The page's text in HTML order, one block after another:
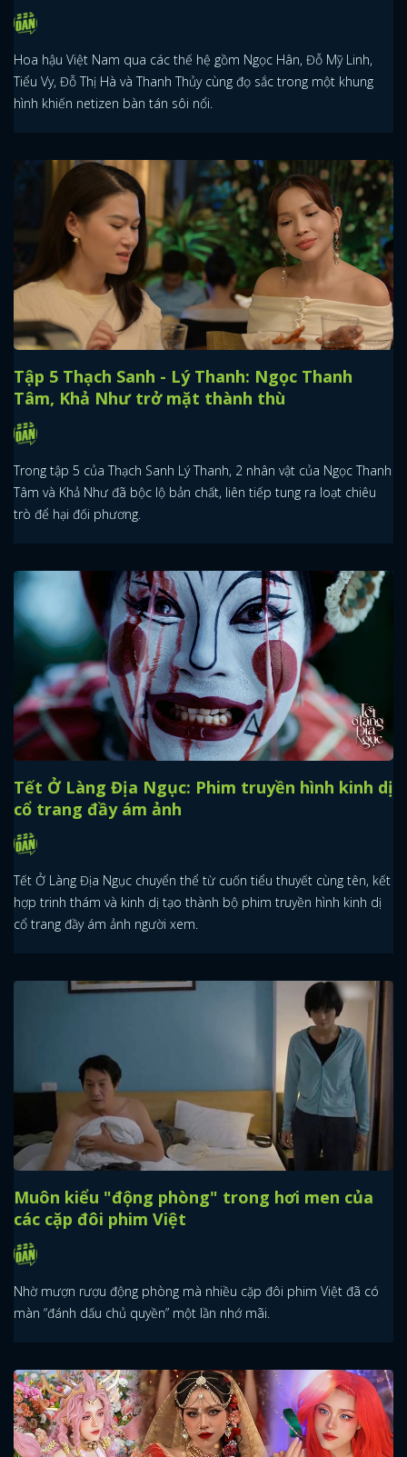
Hoa hậu Việt Nam qua các thế hệ gồm Ngọc Hân, Đỗ Mỹ Linh,
Tiểu Vy, Đỗ Thị Hà và Thanh Thủy cùng đọ sắc trong một khung
hình khiến netizen bàn tán sôi nổi.
Tập 5 Thạch Sanh - Lý Thanh: Ngọc Thanh
Tâm, Khả Như trở mặt thành thù
Trong tập 5 của Thạch Sanh Lý Thanh, 2 nhân vật của Ngọc Thanh
Tâm và Khả Như đã bộc lộ bản chất, liên tiếp tung ra loạt chiêu
trò để hại đối phương.
Tết Ở Làng Địa Ngục: Phim truyền hình kinh dị
cổ trang đầy ám ảnh
Tết Ở Làng Địa Ngục chuyển thể từ cuốn tiểu thuyết cùng tên, kết
hợp trinh thám và kinh dị tạo thành bộ phim truyền hình kinh dị
cổ trang đầy ám ảnh người xem.
Muôn kiểu "động phòng" trong hơi men của
các cặp đôi phim Việt
Nhờ mượn rượu động phòng mà nhiều cặp đôi phim Việt đã có
màn “đánh dấu chủ quyền” một lần nhớ mãi.